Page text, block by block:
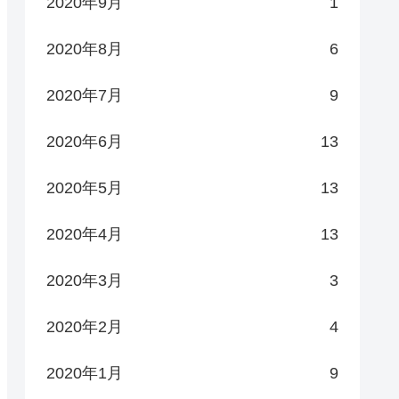
2020年8月 6
2020年7月 9
2020年6月 13
2020年5月 13
2020年4月 13
2020年3月 3
2020年2月 4
2020年1月 9